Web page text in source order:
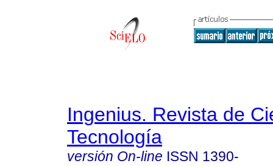
Ingenius. Revista de
Tecnología
versión On-line ISSN 1390-